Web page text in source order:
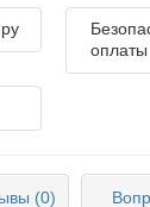
оплаты
(0)